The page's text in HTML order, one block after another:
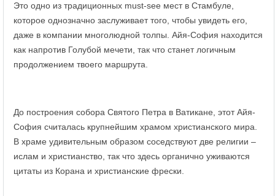
Это одно из традиционных must-see мест в Стамбуле,
которое однозначно заслуживает того, чтобы увидеть его,
даже в компании многолюдной толпы. Айя-София находится
как напротив Голубой мечети, так что станет логичным
продолжением твоего маршрута.
До построения собора Святого Петра в Ватикане, этот Айя-
София считалась крупнейшим храмом христианского мира.
В храме удивительным образом соседствуют две религии –
ислам и христианство, так что здесь органично уживаются
цитаты из Корана и христианские фрески.